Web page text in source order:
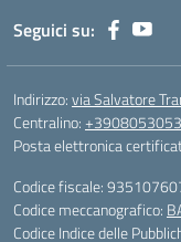
Seguici su:
Indirizzo:via Salvatore
Centralino:
Posta elettronica
Codice fiscale:
Codice meccanografico:
Codice Indice delle